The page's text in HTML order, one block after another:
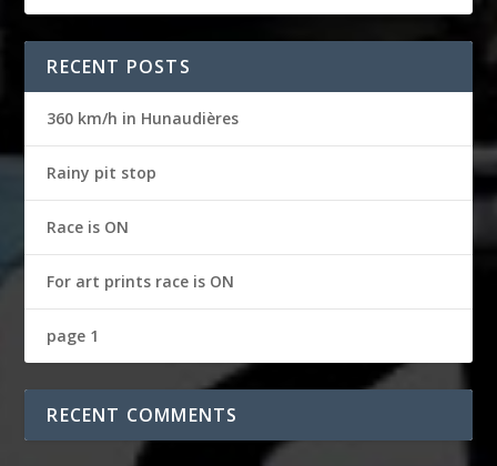
RECENT POSTS
360 km/h in Hunaudières
Rainy pit stop
Race is ON
For art prints race is ON
page 1
RECENT COMMENTS